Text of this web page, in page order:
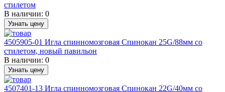
стилетом
В наличии: 0
Узнать цену
4505905-01 Игла спинномозговая Спинокан 25G/88мм со
стилетом, новый павильон
В наличии: 0
Узнать цену
4507401-13 Игла спинномозговая Спинокан 22G/40мм со